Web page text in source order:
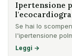
Ipertensione
Se hai lo
l'ipertensione
l'ecoc…
Leggi →